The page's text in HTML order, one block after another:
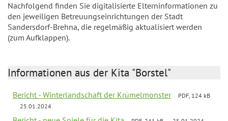
Nachfolgend finden Sie digitalisierte Elterninformationen zu
den jeweiligen Betreuungseinrichtungen der Stadt
Sandersdorf-Brehna, die regelmäßig aktualisiert werden
(zum Aufklappen).
Informationen aus der Kita "Borstel"
Bericht - Winterlandschaft der Krümelmonster
PDF, 124 kB
25.01.2024